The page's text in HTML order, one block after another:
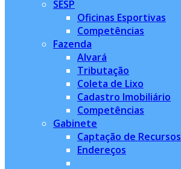
SESP
Oficinas Esportivas
Competências
Fazenda
Alvará
Tributação
Coleta de Lixo
Cadastro Imobiliário
Competências
Gabinete
Captação de Recursos
Endereços